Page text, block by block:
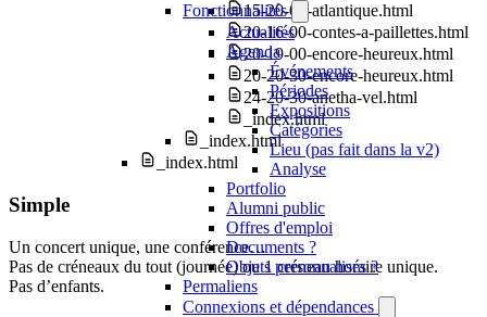
Fonctionnalités
Actualités
Agenda
Événements
Périodes
Expositions
Catégories
Lieu (pas fait dans la v2)
Analyse
Portfolio
Alumni public
Offres d'emploi
Documents ?
Objets personnalisés ?
Permaliens
Connexions et dépendances
15-20-00-atlantique.html
20-16-00-contes-a-paillettes.html
20-19-00-encore-heureux.html
20-20-30-encore-heureux.html
24-20-30-anetha-vel.html
_index.html
_index.html
_index.html
Simple
Un concert unique, une conférence…
Pas de créneaux du tout (journée) ou 1 créneau horaire unique.
Pas d’enfants.